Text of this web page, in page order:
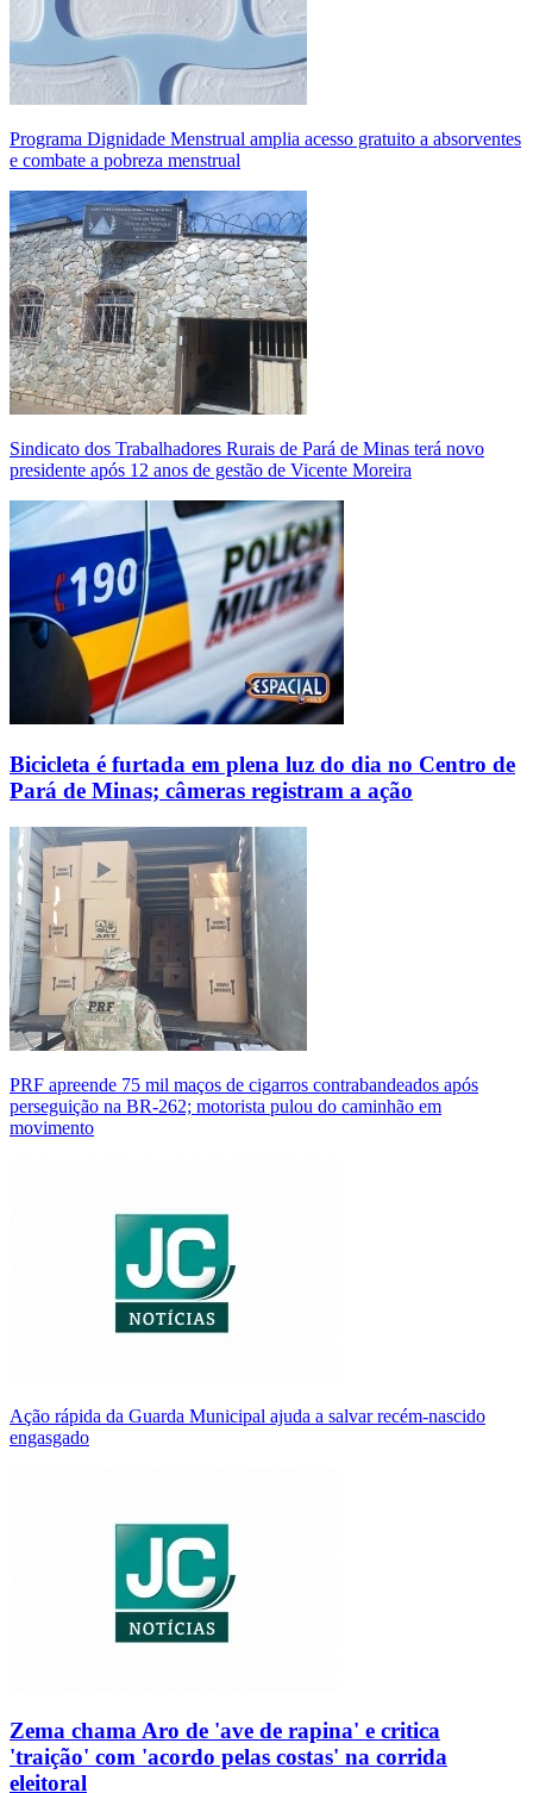
Programa Dignidade Menstrual amplia acesso gratuito a absorventes
e combate a pobreza menstrual
Sindicato dos Trabalhadores Rurais de Pará de Minas terá novo
presidente após 12 anos de gestão de Vicente Moreira
Bicicleta é furtada em plena luz do dia no Centro de
Pará de Minas; câmeras registram a ação
PRF apreende 75 mil maços de cigarros contrabandeados após
perseguição na BR-262; motorista pulou do caminhão em
movimento
Ação rápida da Guarda Municipal ajuda a salvar recém-nascido
engasgado
Zema chama Aro de 'ave de rapina' e critica
'traição' com 'acordo pelas costas' na corrida
eleitoral